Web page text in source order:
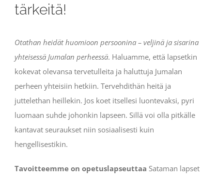
tärkeitä!
Otathan heidät huomioon persoonina – veljinä ja sisarina
yhteisessä Jumalan perheessä. Haluamme, että lapsetkin
kokevat olevansa tervetulleita ja haluttuja Jumalan
perheen yhteisiin hetkiin. Tervehdithän heitä ja
juttelethan heillekin. Jos koet itsellesi luontevaksi, pyri
luomaan suhde johonkin lapseen. Sillä voi olla pitkälle
kantavat seuraukset niin sosiaalisesti kuin
hengellisestikin.
Tavoitteemme on opetuslapseuttaa Sataman lapset